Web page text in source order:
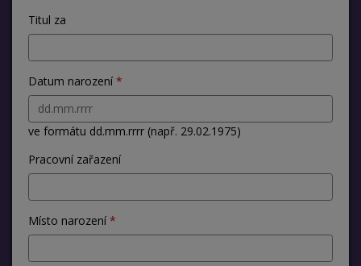
Titul za
Datum narození
ve formátu dd.mm.rrrr (např. 29.02.1975)
Pracovní zařazení
Místo narození